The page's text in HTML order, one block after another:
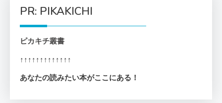
PR: PIKAKICHI
ピカキチ叢書
↑↑↑↑↑↑↑↑↑↑↑↑↑
あなたの読みたい本がここにある！